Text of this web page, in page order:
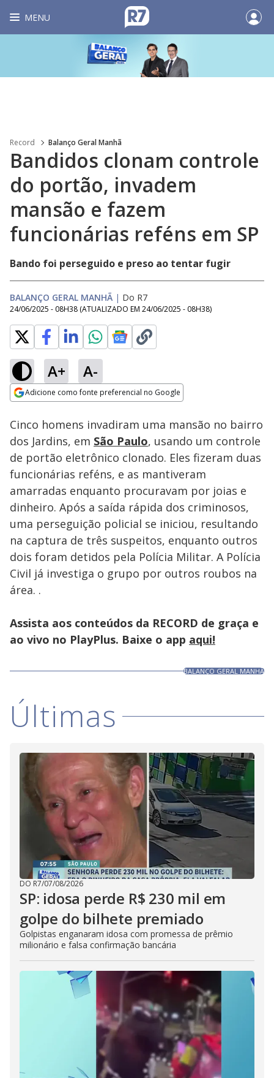
MENU
Record Balanço Geral Manhã
Bandidos clonam controle
do portão, invadem
mansão e fazem
funcionárias reféns em SP
Bando foi perseguido e preso ao tentar fugir
BALANÇO GERAL MANHÃ | Do R7
24/06/2025 - 08H38 (ATUALIZADO EM 24/06/2025 - 08H38)
A+ A-
Adicione como fonte preferencial no Google
Ativar
Loaded
21.00%
Cinco homens invadiram uma mansão no bairro
dos Jardins, em São Paulo, usando um controle
de portão eletrônico clonado. Eles fizeram duas
funcionárias reféns, e as mantiveram
amarradas enquanto procuravam por joias e
dinheiro. Após a saída rápida dos criminosos,
uma perseguição policial se iniciou, resultando
na captura de três suspeitos, enquanto outros
dois foram detidos pela Polícia Militar. A Polícia
Civil já investiga o grupo por outros roubos na
área. .
Assista aos conteúdos da RECORD de graça e
ao vivo no PlayPlus. Baixe o app aqui!
BALANÇO GERAL MANHÃ
Últimas
DO R7/07/08/2026
SP: idosa perde R$ 230 mil em
golpe do bilhete premiado
Golpistas enganaram idosa com promessa de prêmio
milionário e falsa confirmação bancária